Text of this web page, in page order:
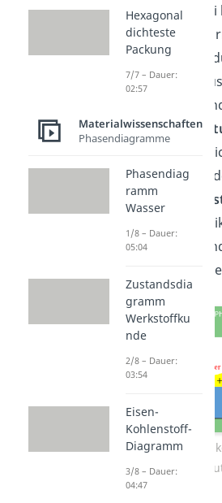
Eutektikum. Dabei
eine besondere
zwischen zwei
Partner sind im
vollständig
dann die
diese überhaupt
teilweise
zerfallen in ein
welches als
wird. Dieses
befindet sich bei
Teilweise
unterhalb des
Hexagonal
dichteste
Packung
7/7 – Dauer:
02:57
Materialwissenschaften
Phasendiagramme
Phasendiag
ramm
Wasser
1/8 – Dauer:
05:04
Zustandsdia
gramm
Werkstoffku
nde
2/8 – Dauer:
03:54
Eisen-
Kohlenstoff-
Diagramm
3/8 – Dauer:
04:47